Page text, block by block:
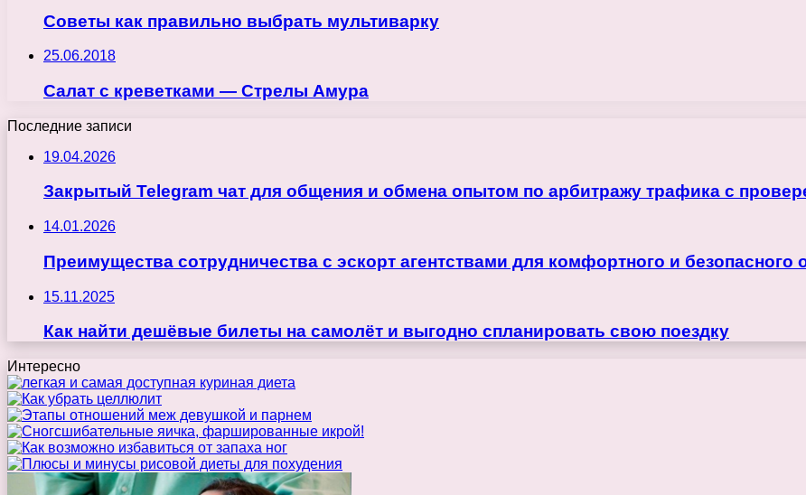
Советы как правильно выбрать мультиварку
25.06.2018
Салат с креветками — Стрелы Амура
Последние записи
19.04.2026
Закрытый Telegram чат для общения и обмена опытом по арбитражу трафика с
14.01.2026
Преимущества сотрудничества с эскорт агентствами для комфортного и безопасного
15.11.2025
Как найти дешёвые билеты на самолёт и выгодно спланировать свою поездку
Интересно